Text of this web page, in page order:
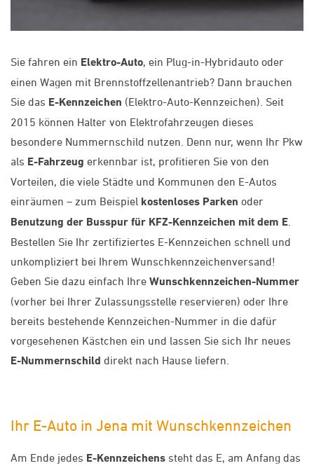
Sie fahren ein Elektro-Auto, ein Plug-in-Hybridauto oder
einen Wagen mit Brennstoffzellenantrieb? Dann brauchen
Sie das E-Kennzeichen (Elektro-Auto-Kennzeichen). Seit
2015 können Halter von Elektrofahrzeugen dieses
besondere Nummernschild nutzen. Denn nur, wenn Ihr Pkw
als E-Fahrzeug erkennbar ist, profitieren Sie von den
Vorteilen, die viele Städte und Kommunen den E-Autos
einräumen – zum Beispiel kostenloses Parken oder
Benutzung der Busspur für KFZ-Kennzeichen mit dem E
Bestellen Sie Ihr zertifiziertes E-Kennzeichen schnell und
unkompliziert bei Ihrem Wunschkennzeichenversand!
Geben Sie dazu einfach Ihre Wunschkennzeichen-Nummer
(vorher bei Ihrer Zulassungsstelle reservieren) oder Ihre
bereits bestehende Kennzeichen-Nummer in die dafür
vorgesehenen Kästchen ein und lassen Sie sich Ihr neues
E-Nummernschild direkt nach Hause liefern.
Ihr E-Auto in Jena mit Wunschkennzeichen
Am Ende jedes E-Kennzeichens steht das E, am Anfang das